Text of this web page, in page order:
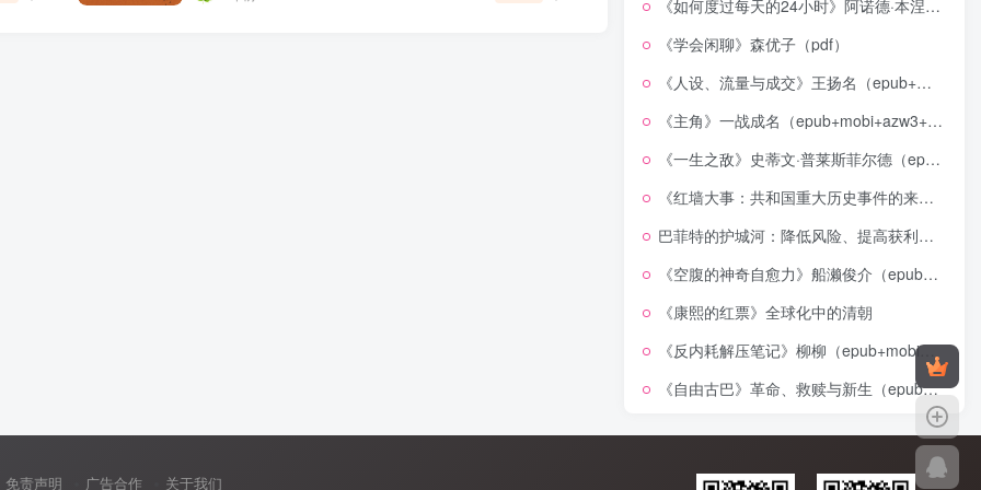
《如何度过每天的24小时》阿诺德·本涅特（epub+mobi+azw3+pdf）
《学会闲聊》森优子（pdf）
《人设、流量与成交》王扬名（epub+mobi+azw3+pdf）
《主角》一战成名（epub+mobi+azw3+pdf）
《一生之敌》史蒂文·普莱斯菲尔德（epub+mobi+azw3+pdf）
《红墙大事：共和国重大历史事件的来龙去脉》（全二册）（pdf）
巴菲特的护城河：降低风险、提高获利的股市真规则(epub+azw3+mobi)
《空腹的神奇自愈力》船濑俊介（epub+mobi+azw3+pdf）
《康熙的红票》全球化中的清朝
《反内耗解压笔记》柳柳（epub+mobi+azw3+pdf）
《自由古巴》革命、救赎与新生（epub+mobi+azw3+pdf）
免责声明 广告合作 关于我们